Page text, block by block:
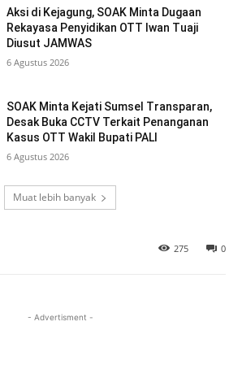
Aksi di Kejagung, SOAK Minta Dugaan
Rekayasa Penyidikan OTT Iwan Tuaji
Diusut JAMWAS
6 Agustus 2026
SOAK Minta Kejati Sumsel Transparan,
Desak Buka CCTV Terkait Penanganan
Kasus OTT Wakil Bupati PALI
6 Agustus 2026
Muat lebih banyak
0
275
- Advertisment -